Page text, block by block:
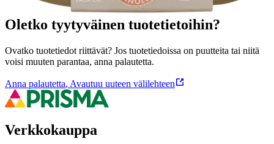
Oletko tyytyväinen tuotetietoihin?
Ovatko tuotetiedot riittävät? Jos tuotetiedoissa on puutteita tai niitä
voisi muuten parantaa, anna palautetta.
Anna palautetta, Avautuu uuteen välilehteen
Verkkokauppa